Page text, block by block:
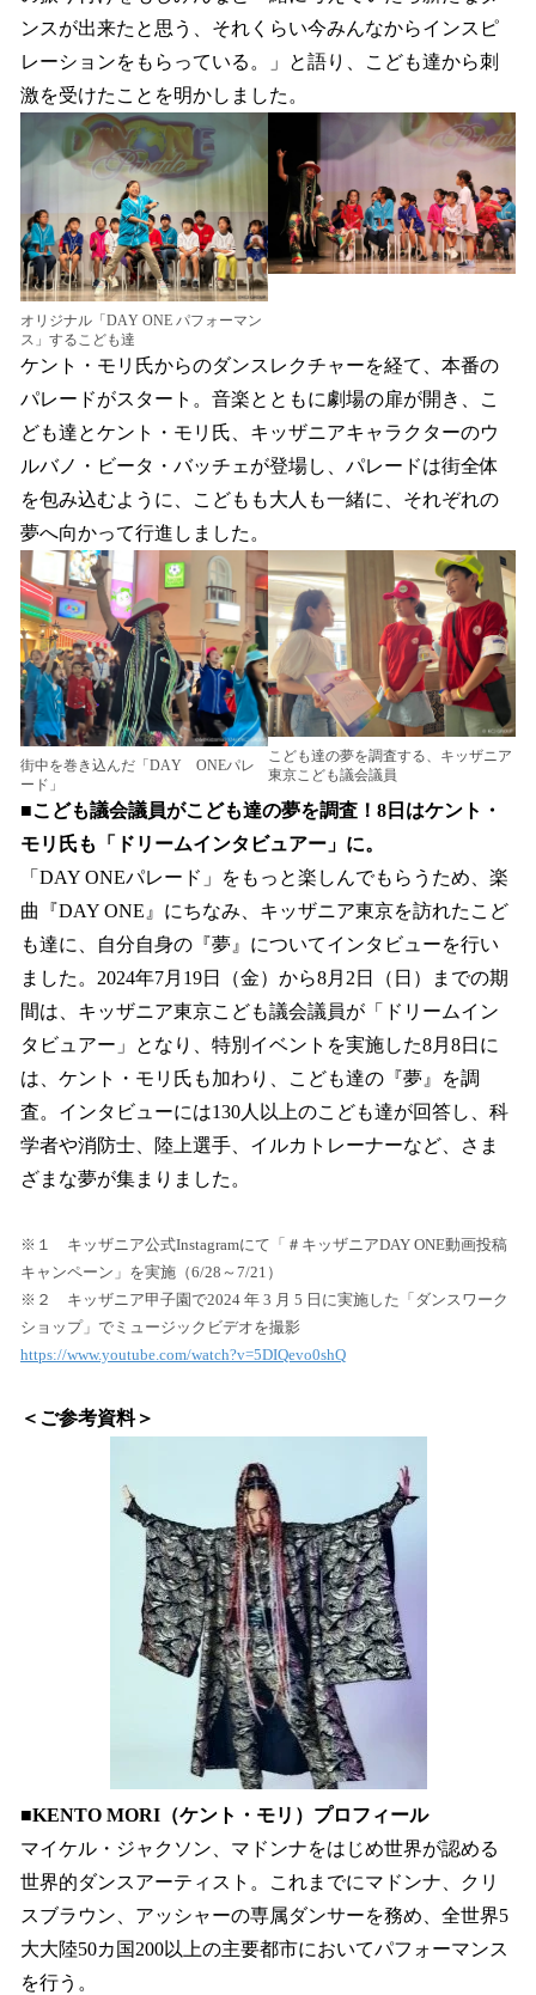
ンスが出来たと思う、それくらい今みんなからインスピ
レーションをもらっている。」と語り、こども達から刺
激を受けたことを明かしました。
オリジナル「DAY ONE パフォーマン
ス」するこども達
ケント・モリ氏からのダンスレクチャーを経て、本番の
パレードがスタート。音楽とともに劇場の扉が開き、こ
ども達とケント・モリ氏、キッザニアキャラクターのウ
ルバノ・ビータ・バッチェが登場し、パレードは街全体
を包み込むように、こどもも大人も一緒に、それぞれの
夢へ向かって行進しました。
街中を巻き込んだ「DAY ONEパレ
ード」
こども達の夢を調査する、キッザニア
東京こども議会議員
■こども議会議員がこども達の夢を調査！8日はケント・
モリ氏も「ドリームインタビュアー」に。
「DAY ONEパレード」をもっと楽しんでもらうため、楽
曲『DAY ONE』にちなみ、キッザニア東京を訪れたこど
も達に、自分自身の『夢』についてインタビューを行い
ました。2024年7月19日（金）から8月2日（日）までの期
間は、キッザニア東京こども議会議員が「ドリームイン
タビュアー」となり、特別イベントを実施した8月8日に
は、ケント・モリ氏も加わり、こども達の『夢』を調
査。インタビューには130人以上のこども達が回答し、科
学者や消防士、陸上選手、イルカトレーナーなど、さま
ざまな夢が集まりました。
※１ キッザニア公式Instagramにて「＃キッザニアDAY ONE動画投稿
キャンペーン」を実施（6/28～7/21）
※２ キッザニア甲子園で2024 年 3 月 5 日に実施した「ダンスワーク
ショップ」でミュージックビデオを撮影
https://www.youtube.com/watch?v=5DIQevo0shQ
＜ご参考資料＞
■KENTO MORI（ケント・モリ）プロフィール
マイケル・ジャクソン、マドンナをはじめ世界が認める
世界的ダンスアーティスト。これまでにマドンナ、クリ
スブラウン、アッシャーの専属ダンサーを務め、全世界5
大大陸50カ国200以上の主要都市においてパフォーマンス
を行う。